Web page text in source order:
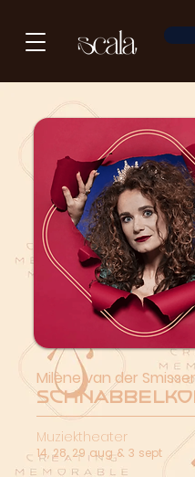
Milène van der
Muziektheater
14, 28, 29 aug & 3 sept